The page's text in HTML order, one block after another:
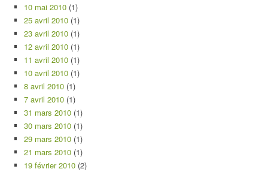
10 mai 2010 (1)
25 avril 2010 (1)
23 avril 2010 (1)
12 avril 2010 (1)
11 avril 2010 (1)
10 avril 2010 (1)
8 avril 2010 (1)
7 avril 2010 (1)
31 mars 2010 (1)
30 mars 2010 (1)
29 mars 2010 (1)
21 mars 2010 (1)
19 février 2010 (2)